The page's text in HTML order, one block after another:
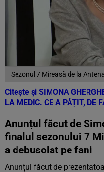
Sezonul 7 Mireasă de la
Citește și SIMONA
LA MEDIC. CE A PĂȚIT, DE
Anunțul făcut de
finalul sezonului 7
a debusolat pe fani
Anunțul făcut de